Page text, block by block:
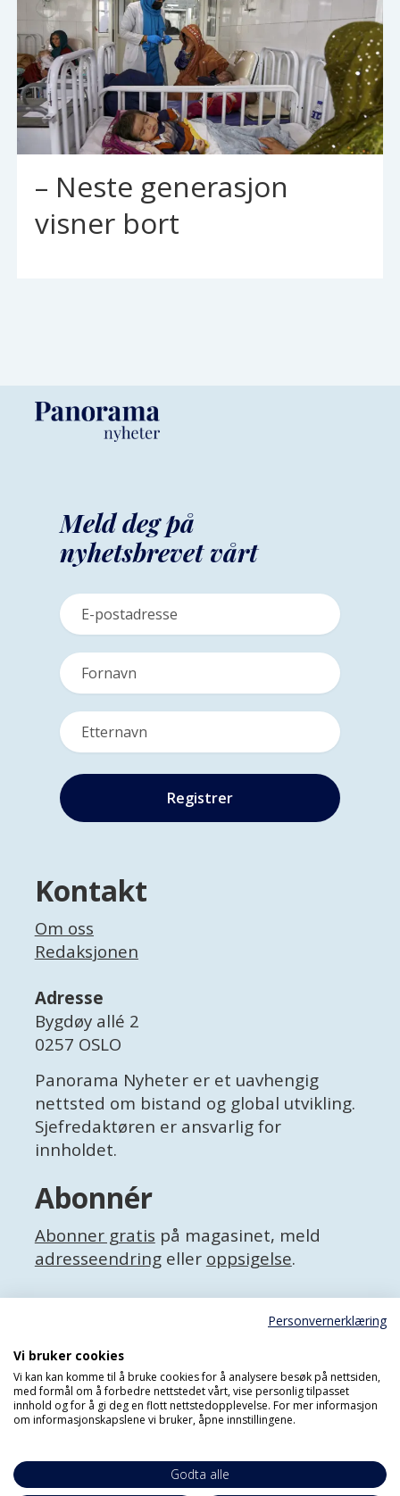
– Neste generasjon
visner bort
Meld deg på
nyhetsbrevet vårt
Kontakt
Om oss
Redaksjonen
Adresse
Bygdøy allé 2
0257 OSLO
Panorama Nyheter er et uavhengig
nettsted om bistand og global utvikling.
Sjefredaktøren er ansvarlig for
innholdet.
Abonnér
Abonner gratis på magasinet, meld
adresseendringeller oppsigelse.
Facebook
Personvernerklæring
Personvernerklæring
Vi bruker cookies
Vi kan kan komme til å bruke cookies for å analysere besøk på nettsiden,
med formål om å forbedre nettstedet vårt, vise personlig tilpasset
innhold og for å gi deg en flott nettstedopplevelse. For mer informasjon
om informasjonskapslene vi bruker, åpne innstillingene.
Godta alle